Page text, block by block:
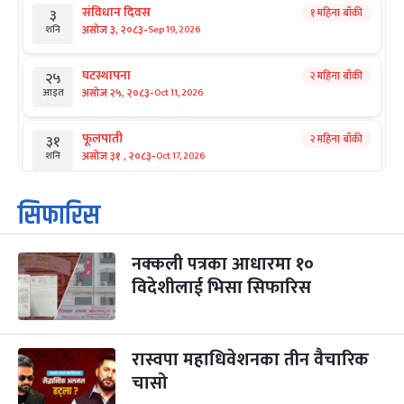
३
शनि
संविधान दिवस
असोज ३, २०८३-Sep 19, 2026
१ महिना बाँकी
२५
आइत
घटस्थापना
असोज २५, २०८३-Oct 11, 2026
२ महिना बाँकी
३१
शनि
फूलपाती
असोज ३१ , २०८३-Oct 17, 2026
२ महिना बाँकी
१
आइत
कार्तिक सङ्क्रान्ति
कार्तिक १, २०८३
३
मंगल
महानवमी
कार्तिक ३, २०८३-Oct 20, 2026
२ महिना बाँकी
४
बुध कार्तिक ४, २०८३
५ पापा‌ङ्कुशा एकादशी व्रत
सिफारिस
नक्कली पत्रका आधारमा १०
विदेशीलाई भिसा सिफारिस
रास्वपा महाधिवेशनका तीन वैचारिक
चासो